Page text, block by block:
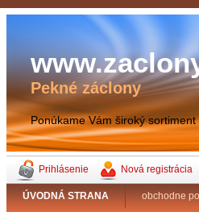
Pekné záclony
Ponúkame Vám široký
Prihlásenie Nová registrácia
ÚVODNÁ STRANA obchodne